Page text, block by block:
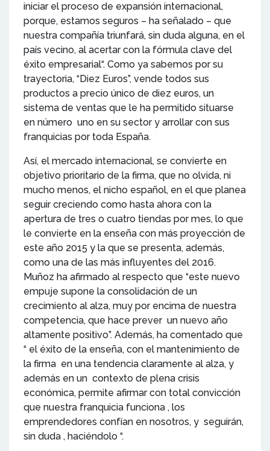
iniciar el proceso de expansión internacional,
porque, estamos seguros – ha señalado – que
nuestra compañía triunfará, sin duda alguna, en el
país vecino, al acertar con la fórmula clave del
éxito empresarial“. Como ya sabemos por su
trayectoria, “Diez Euros”, vende todos sus
productos a precio único de diez euros, un
sistema de ventas que le ha permitido situarse
en número uno en su sector y arrollar con sus
franquicias por toda España.
Así, el mercado internacional, se convierte en
objetivo prioritario de la firma, que no olvida, ni
mucho menos, el nicho español, en el que planea
seguir creciendo como hasta ahora con la
apertura de tres o cuatro tiendas por mes, lo que
le convierte en la enseña con más proyección de
este año 2015 y la que se presenta, además,
como una de las más influyentes del 2016.
Muñoz ha afirmado al respecto que “este nuevo
empuje supone la consolidación de un
crecimiento al alza, muy por encima de nuestra
competencia, que hace prever un nuevo año
altamente positivo”. Además, ha comentado que
“ el éxito de la enseña, con el mantenimiento de
la firma en una tendencia claramente al alza, y
además en un contexto de plena crisis
económica, permite afirmar con total convicción
que nuestra franquicia funciona , los
emprendedores confían en nosotros, y seguirán,
sin duda , haciéndolo “.